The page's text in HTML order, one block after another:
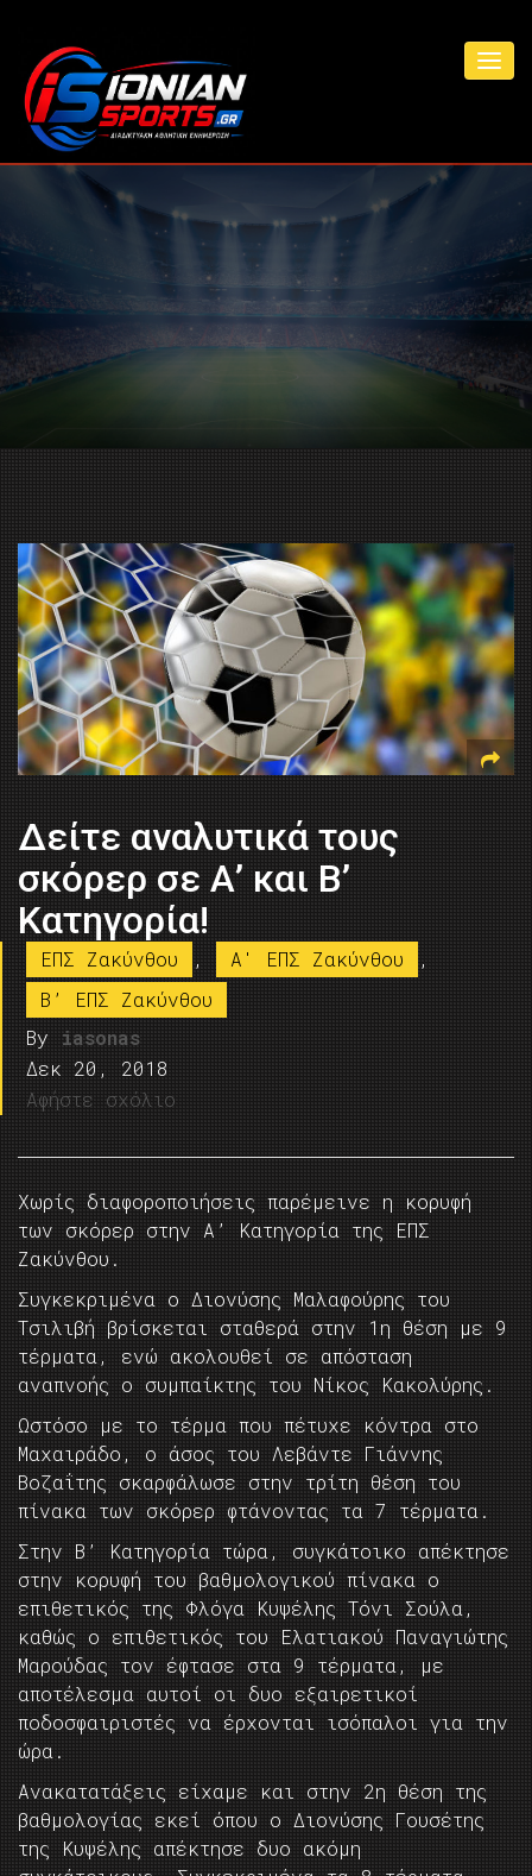
Δείτε αναλυτικά τους
σκόρερ σε Α’ και Β’
Κατηγορία!
ΕΠΣ Ζακύνθου , A' ΕΠΣ Ζακύνθου
,
B’ ΕΠΣ Ζακύνθου
By iasonas
Δεκ 20, 2018
Αφήστε σχόλιο
Χωρίς διαφοροποιήσεις παρέμεινε η κορυφή
των σκόρερ στην Α’ Κατηγορία της ΕΠΣ
Ζακύνθου.
Συγκεκριμένα ο Διονύσης Μαλαφούρης του
Τσιλιβή βρίσκεται σταθερά στην 1η θέση με 9
τέρματα, ενώ ακολουθεί σε απόσταση
αναπνοής ο συμπαίκτης του Νίκος Κακολύρης.
Ωστόσο με το τέρμα που πέτυχε κόντρα στο
Μαχαιράδο, ο άσος του Λεβάντε Γιάννης
Βοζαΐτης σκαρφάλωσε στην τρίτη θέση του
πίνακα των σκόρερ φτάνοντας τα 7 τέρματα.
Στην Β’ Κατηγορία τώρα, συγκάτοικο απέκτησε
στην κορυφή του βαθμολογικού πίνακα ο
επιθετικός της Φλόγα Κυψέλης Τόνι Σούλα,
καθώς ο επιθετικός του Ελατιακού Παναγιώτης
Μαρούδας τον έφτασε στα 9 τέρματα, με
αποτέλεσμα αυτοί οι δυο εξαιρετικοί
ποδοσφαιριστές να έρχονται ισόπαλοι για την
ώρα.
Ανακατατάξεις είχαμε και στην 2η θέση της
βαθμολογίας εκεί όπου ο Διονύσης Γουσέτης
της Κυψέλης απέκτησε δυο ακόμη